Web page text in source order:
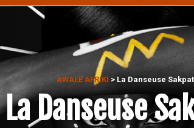
AWALE AFRIKI > La Danseuse
La Danseuse